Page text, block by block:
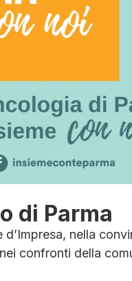
di Parma
nella
confronti della